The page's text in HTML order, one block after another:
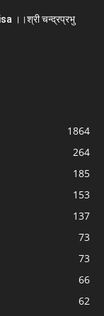
।।श्री चन्द्रप्रभु
1864
264
185
153
137
73
73
66
62